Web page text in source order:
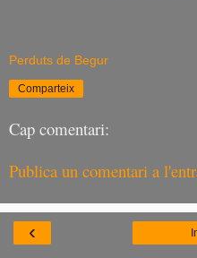
Perduts de Begur
Comparteix
Cap comentari:
Publica un comentari a
‹